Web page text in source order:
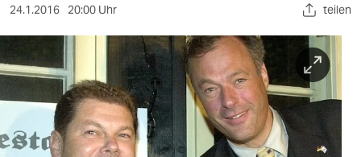
sport
berlin
nord
24.1.2016 20:00 Uhr teilen